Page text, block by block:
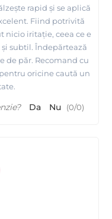
rapid și se aplică
Fiind potrivită
nicio iritație, ceea ce e
subtil. Îndepărtează
de păr. Recomand cu
oricine caută un
Da Nu (0/0)